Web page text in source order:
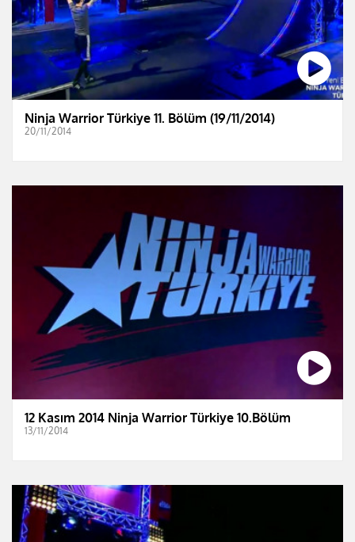
Ninja Warrior Türkiye 11. Bölüm (19/11/2014)
20/11/2014
12 Kasım 2014 Ninja Warrior Türkiye 10.Bölüm
13/11/2014